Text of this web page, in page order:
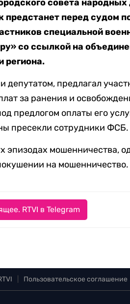
совета народных
перед судом
специальной
со ссылкой на
региона.
депутатом, предлагал
за ранения и
предлогом оплаты его
пресекли сотрудники ФСБ.
эпизодах мошенничества,
на мошенничество.
RTVI в Telegram
Пользовательское соглашение